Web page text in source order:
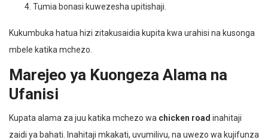
Tumia bonasi kuwezesha upitishaji.
Kukumbuka hatua hizi zitakusaidia kupita kwa urahisi na kusonga
mbele katika mchezo.
Marejeo ya Kuongeza Alama na
Ufanisi
Kupata alama za juu katika mchezo wa chicken road inahitaji
zaidi ya bahati. Inahitaji mkakati, uvumilivu, na uwezo wa kujifunza